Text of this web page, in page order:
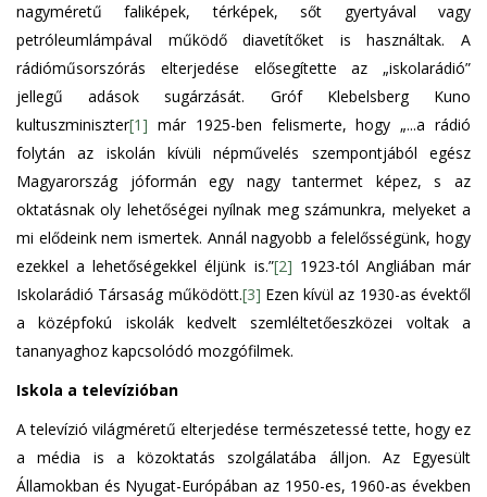
nagyméretű faliképek, térképek, sőt gyertyával vagy
petróleumlámpával működő diavetítőket is használtak. A
rádióműsorszórás elterjedése elősegítette az „iskolarádió”
jellegű adások sugárzását. Gróf Klebelsberg Kuno
kultuszminiszter[1] már 1925-ben felismerte, hogy „...a rádió
folytán az iskolán kívüli népművelés szempontjából egész
Magyarország jóformán egy nagy tantermet képez, s az
oktatásnak oly lehetőségei nyílnak meg számunkra, melyeket a
mi elődeink nem ismertek. Annál nagyobb a felelősségünk, hogy
ezekkel a lehetőségekkel éljünk is.”[2] 1923-tól Angliában már
Iskolarádió Társaság működött.[3] Ezen kívül az 1930-as évektől
a középfokú iskolák kedvelt szemléltetőeszközei voltak a
tananyaghoz kapcsolódó mozgófilmek.
Iskola a televízióban
A televízió világméretű elterjedése természetessé tette, hogy ez
a média is a közoktatás szolgálatába álljon. Az Egyesült
Államokban és Nyugat-Európában az 1950-es, 1960-as években